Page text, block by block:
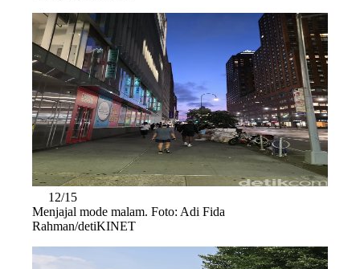
12/15
Menjajal mode malam. Foto: Adi Fida
Rahman/detiKINET